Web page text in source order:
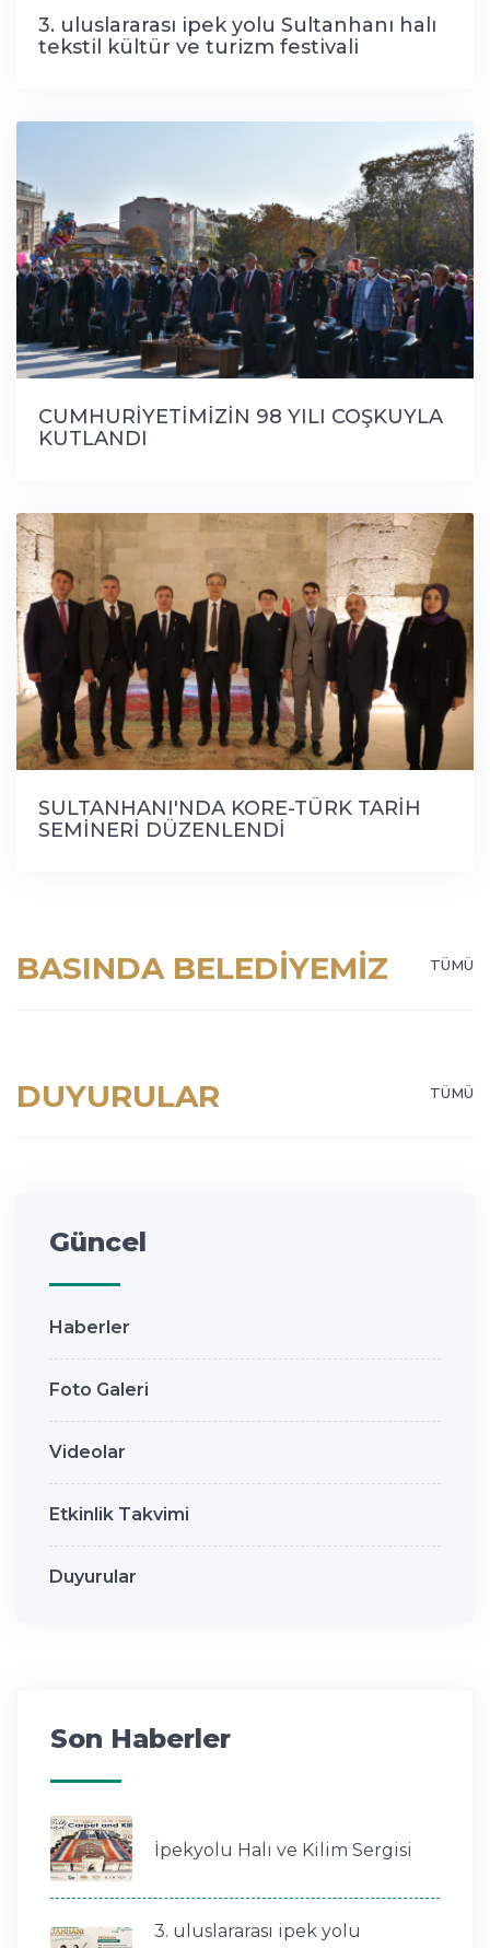
3. uluslararası ipek yolu Sultanhanı halı
tekstil kültür ve turizm festivali
CUMHURİYETİMİZİN 98 YILI COŞKUYLA
KUTLANDI
SULTANHANI'NDA KORE-TÜRK TARİH
SEMİNERİ DÜZENLENDİ
BASINDA BELEDIYEMIZ TÜMÜ
DUYURULAR TÜMÜ
Güncel
Haberler
Foto Galeri
Videolar
Etkinlik Takvimi
Duyurular
Son Haberler
İpekyolu Halı ve Kilim Sergisi
3. uluslararası ipek yolu